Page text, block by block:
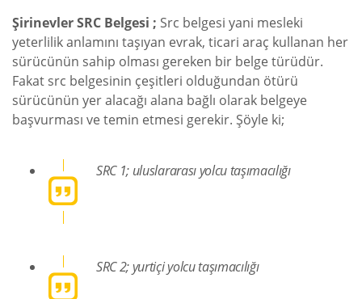
Şirinevler SRC Belgesi ; Src belgesi yani mesleki
yeterlilik anlamını taşıyan evrak, ticari araç kullanan her
sürücünün sahip olması gereken bir belge türüdür.
Fakat src belgesinin çeşitleri olduğundan ötürü
sürücünün yer alacağı alana bağlı olarak belgeye
başvurması ve temin etmesi gerekir. Şöyle ki;
SRC 1; uluslararası yolcu taşımacılığı
SRC 2; yurtiçi yolcu taşımacılığı